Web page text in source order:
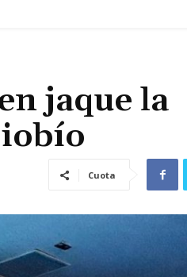
jaque la
Cuota